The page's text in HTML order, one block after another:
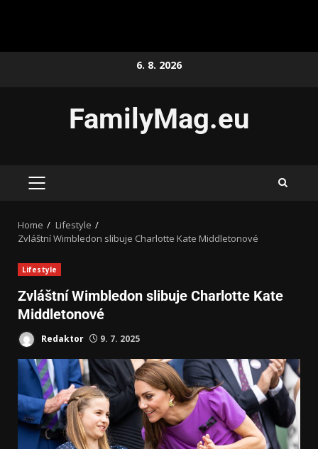
6. 8. 2026
FamilyMag.eu
Home
Lifestyle
Zvláštní Wimbledon slibuje Charlotte Kate Middletonové
Lifestyle
Zvláštní Wimbledon slibuje Charlotte Kate
Middletonové
Redaktor 9. 7. 2025